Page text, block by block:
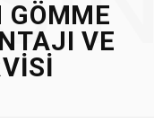
GÖMME
VE